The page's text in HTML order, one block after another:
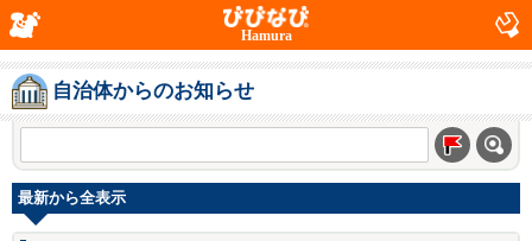
Hamura
自治体からのお知らせ
最新から全表示